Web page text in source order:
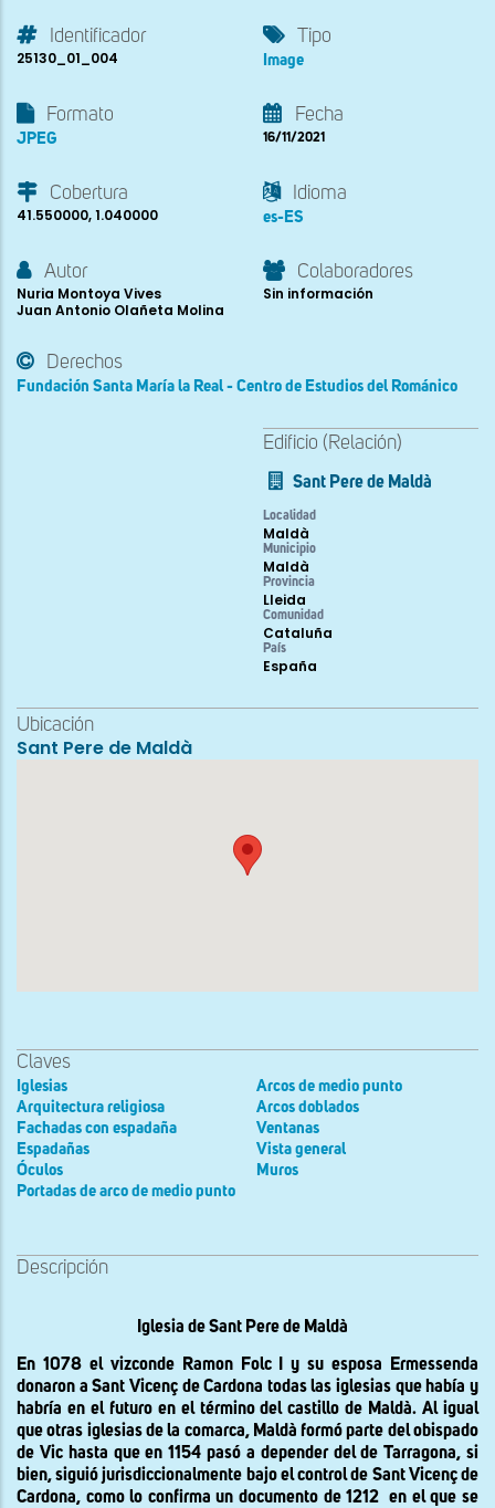
Identificador
25130_01_004
Tipo
Image
Formato
JPEG
Fecha
16/11/2021
Cobertura
41.550000, 1.040000
Idioma
es-ES
Autor
Nuria Montoya Vives
Juan Antonio Olañeta Molina
Colaboradores
Sin información
Derechos
Fundación Santa María la Real - Centro de Estudios del Románico
Edificio (Relación)
Sant Pere de Maldà
Localidad
Maldà
Municipio
Maldà
Provincia
Lleida
Comunidad
Cataluña
País
España
Ubicación
Sant Pere de Maldà
Claves
Iglesias
Arquitectura religiosa
Fachadas con espadaña
Espadañas
Óculos
Portadas de arco de medio punto
Arcos de medio punto
Arcos doblados
Ventanas
Vista general
Muros
Descripción
Iglesia de Sant Pere de Maldà
En 1078 el vizconde Ramon Folc I y su esposa Ermessenda
donaron a Sant Vicenç de Cardona todas las iglesias que había y
habría en el futuro en el término del castillo de Maldà. Al igual
que otras iglesias de la comarca, Maldà formó parte del obispado
de Vic hasta que en 1154 pasó a depender del de Tarragona, si
bien, siguió jurisdiccionalmente bajo el control de Sant Vicenç de
Cardona, como lo confirma un documento de 1212 en el que se